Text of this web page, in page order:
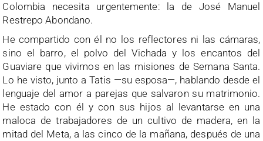
Colombia necesita urgentemente: la de José Manuel
Restrepo Abondano.
He compartido con él no los reflectores ni las cámaras,
sino el barro, el polvo del Vichada y los encantos del
Guaviare que vivimos en las misiones de Semana Santa.
Lo he visto, junto a Tatis —su esposa—, hablando desde el
lenguaje del amor a parejas que salvaron su matrimonio.
He estado con él y con sus hijos al levantarse en una
maloca de trabajadores de un cultivo de madera, en la
mitad del Meta, a las cinco de la mañana, después de una